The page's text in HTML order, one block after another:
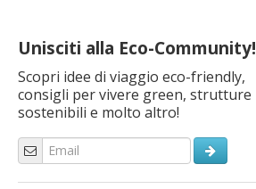
Unisciti alla Eco-Community!
Scopri idee di viaggio eco-friendly,
consigli per vivere green, strutture
sostenibili e molto altro!